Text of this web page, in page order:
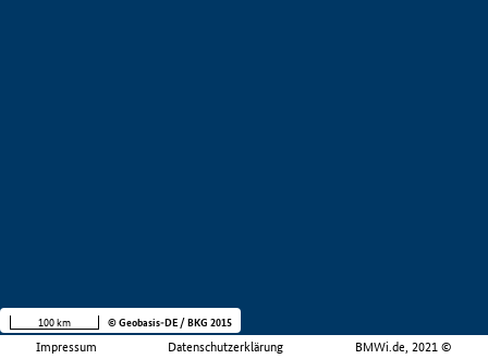
Impressum Datenschutzerklärung BMWi.de, 2021 ©
100 km © Geobasis-DE / BKG 2015